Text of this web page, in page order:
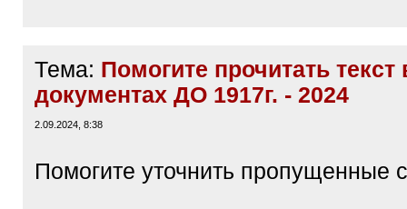
Тема: Помогите прочитать текст
документах ДО 1917г. - 2024
2.09.2024, 8:38
Помогите уточнить пропущенные